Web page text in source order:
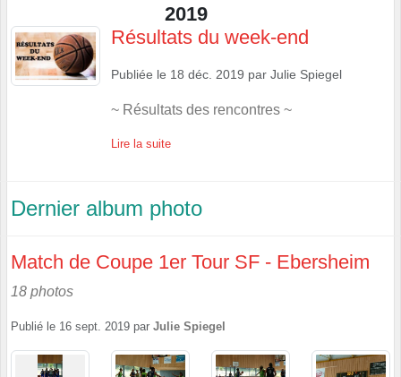
2019
Résultats du week-end
Publiée le 18 déc. 2019 par Julie Spiegel
~ Résultats des rencontres ~
Lire la suite
Dernier album photo
Match de Coupe 1er Tour SF - Ebersheim
18 photos
Publié le 16 sept. 2019 par Julie Spiegel